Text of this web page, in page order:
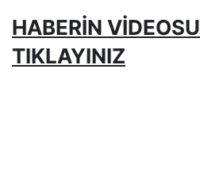
HABERİN
TIKLAYINIZ